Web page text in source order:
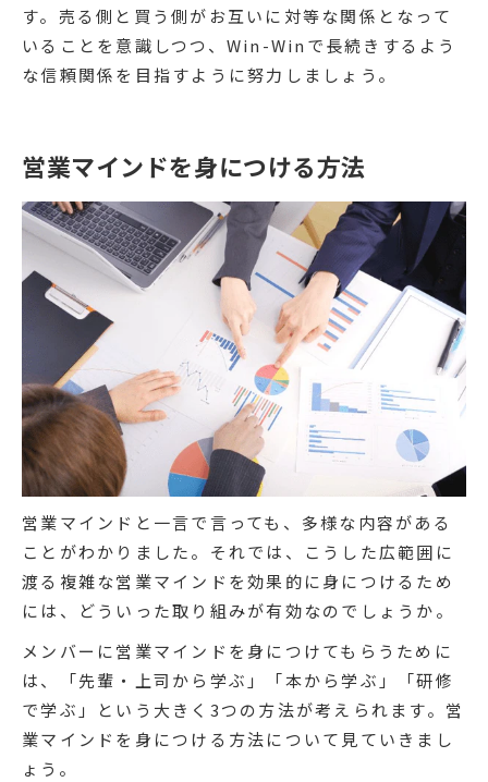
す。売る側と買う側がお互いに対等な関係となって
いることを意識しつつ、Win-Winで長続きするよう
な信頼関係を目指すように努力しましょう。
営業マインドを身につける方法
営業マインドと一言で言っても、多様な内容がある
ことがわかりました。それでは、こうした広範囲に
渡る複雑な営業マインドを効果的に身につけるため
には、どういった取り組みが有効なのでしょうか。
メンバーに営業マインドを身につけてもらうために
は、「先輩・上司から学ぶ」「本から学ぶ」「研修
で学ぶ」という大きく3つの方法が考えられます。営
業マインドを身につける方法について見ていきまし
ょう。